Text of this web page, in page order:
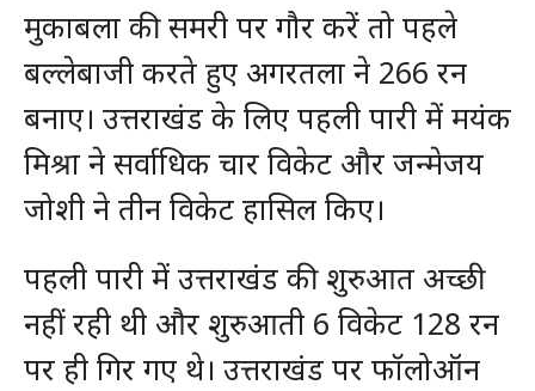
मुकाबला की समरी पर गौर करें तो पहले
बल्लेबाजी करते हुए अगरतला ने 266 रन
बनाए। उत्तराखंड के लिए पहली पारी में मयंक
मिश्रा ने सर्वाधिक चार विकेट और जन्मेजय
जोशी ने तीन विकेट हासिल किए।
पहली पारी में उत्तराखंड की शुरुआत अच्छी
नहीं रही थी और शुरुआती 6 विकेट 128 रन
पर ही गिर गए थे। उत्तराखंड पर फॉलोऑन